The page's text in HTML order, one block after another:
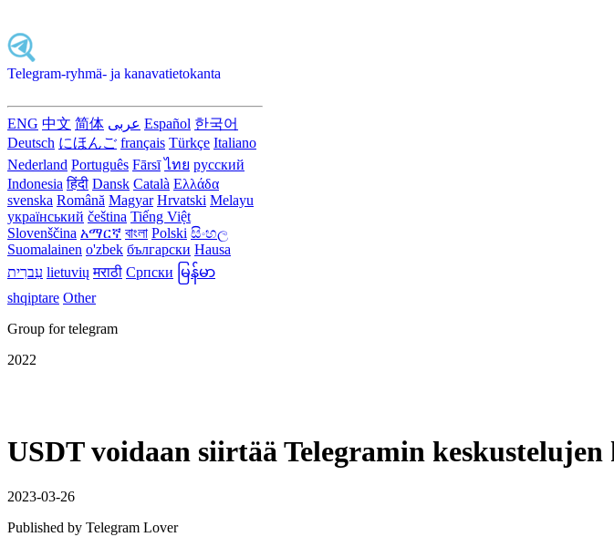
Telegram-ryhmä- ja kanavatietokanta
ENG 中文 简体 عربى Español 한국어
Deutsch にほんご français Türkçe Italiano
Nederland Português Fārsī‎ ไทย русский
Indonesia हिंदी Dansk‎ Català Ελλάδα
svenska Română Magyar Hrvatski Melayu
український čeština Tiếng Việt
Slovenščina አማርኛ বাংলা Polski සිංහල
Suomalainen o'zbek български Hausa
עִברִית lietuvių मराठी Српски မြန်မာ
shqiptare Other
Group for telegram
2022
USDT voidaan siirtää Telegramin
2023-03-26
Published by Telegram Lover